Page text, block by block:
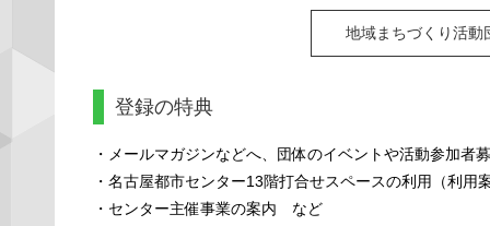
地域まちづくり活動
登録の特典
・メールマガジンなどへ、団体のイベントや活動参加者
・名古屋都市センター13階打合せスペースの利用（利用
・センター主催事業の案内 など